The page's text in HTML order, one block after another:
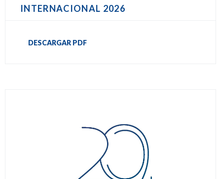
INTERNACIONAL 2026
DESCARGAR PDF